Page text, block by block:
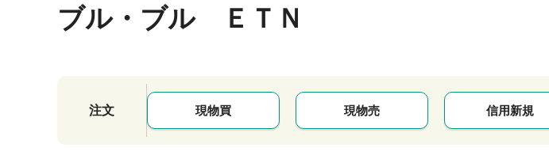
ブル・ブル ＥＴＮ
注文 現物買 現物売 信用新規